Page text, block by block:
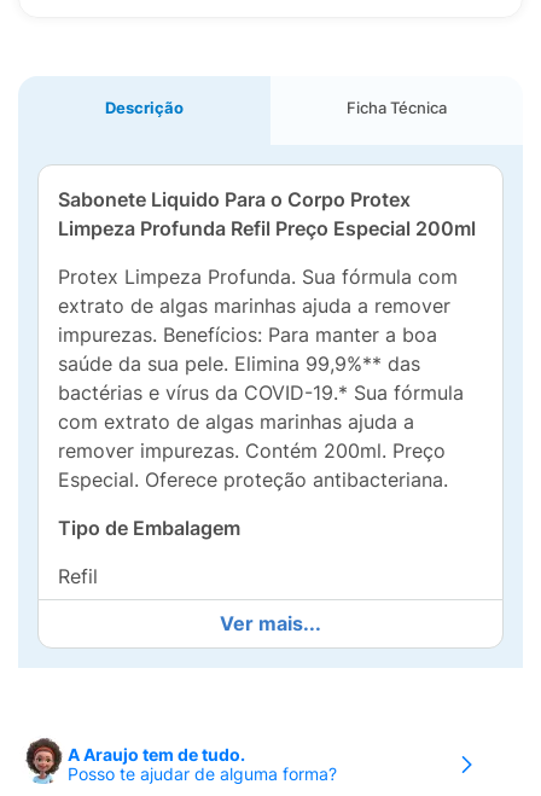
Descrição Ficha Técnica
Sabonete Liquido Para o Corpo Protex
Limpeza Profunda Refil Preço Especial 200ml
Protex Limpeza Profunda. Sua fórmula com
extrato de algas marinhas ajuda a remover
impurezas. Benefícios: Para manter a boa
saúde da sua pele. Elimina 99,9%** das
bactérias e vírus da COVID-19.* Sua fórmula
com extrato de algas marinhas ajuda a
remover impurezas. Contém 200ml. Preço
Especial. Oferece proteção antibacteriana.
Tipo de Embalagem
Refil
Manter fora do alcance de crianças. Evite
dermatologista.
Ver mais...
A Araujo tem de tudo.
Posso te ajudar de alguma forma?